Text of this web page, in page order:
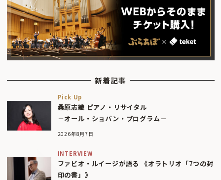
新着記事
Pick Up
桑原志織 ピアノ・リサイタル
－オール・ショパン・プログラム－
2026年8月7日
INTERVIEW
ファビオ・ルイージが語る 《オラトリオ「7つの封
印の書」》